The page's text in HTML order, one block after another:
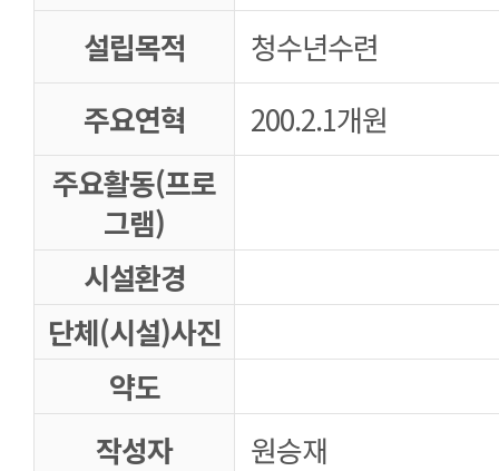
설립목적
청수년수련
주요연혁
200.2.1개원
주요활동(프로
그램)
시설환경
단체(시설)사진
약도
작성자
원승재